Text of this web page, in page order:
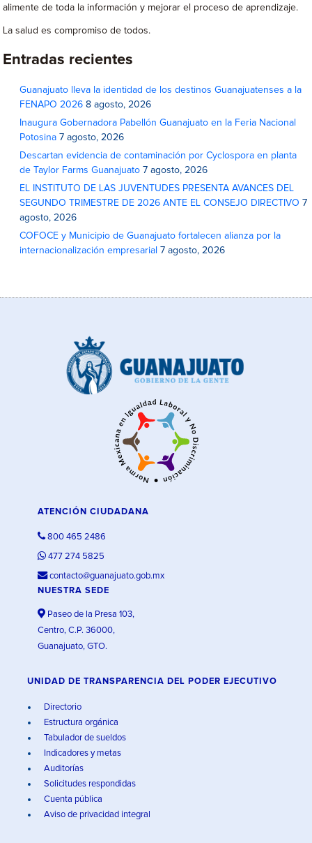
alimente de toda la información y mejorar el proceso de aprendizaje.
La salud es compromiso de todos.
Entradas recientes
Guanajuato lleva la identidad de los destinos Guanajuatenses a la
FENAPO 2026 8 agosto, 2026
Inaugura Gobernadora Pabellón Guanajuato en la Feria Nacional
Potosina 7 agosto, 2026
Descartan evidencia de contaminación por Cyclospora en planta
de Taylor Farms Guanajuato 7 agosto, 2026
EL INSTITUTO DE LAS JUVENTUDES PRESENTA AVANCES DEL
SEGUNDO TRIMESTRE DE 2026 ANTE EL CONSEJO DIRECTIVO 7
agosto, 2026
COFOCE y Municipio de Guanajuato fortalecen alianza por la
internacionalización empresarial 7 agosto, 2026
ATENCIÓN CIUDADANA
800 465 2486
477 274 5825
contacto@guanajuato.gob.mx
NUESTRA SEDE
Paseo de la Presa 103,
Centro, C.P. 36000,
Guanajuato, GTO.
UNIDAD DE TRANSPARENCIA DEL PODER EJECUTIVO
Directorio
Estructura orgánica
Tabulador de sueldos
Indicadores y metas
Auditorías
Solicitudes respondidas
Cuenta pública
Aviso de privacidad integral